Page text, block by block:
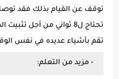
توقف عن القيام بذلك فقد
تحتاج ل8 ثواني من أجل
تقم بأشياء عديده في نفس
- مزيد من التعلم: